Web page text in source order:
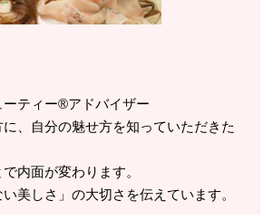
ティー®アドバイザー
、自分の魅せ方を知っていただきた
内面が変わります。
い美しさ」の大切さを伝えています。